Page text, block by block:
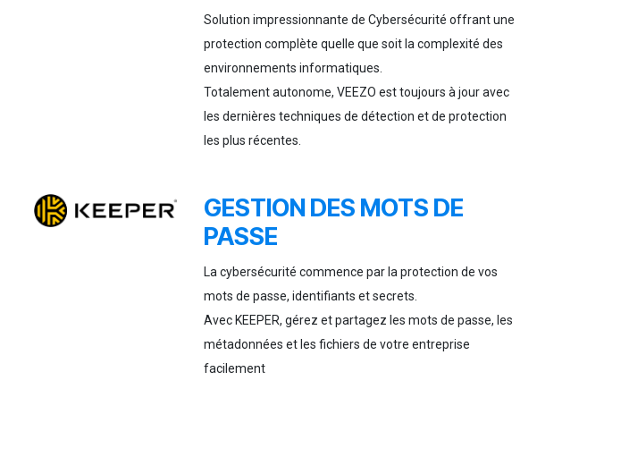
Solution impressionnante de Cybersécurité offrant une
protection complète quelle que soit la complexité des
environnements informatiques.
Totalement autonome, VEEZO est toujours à jour avec
les dernières techniques de détection et de protection
les plus récentes.
GESTION DES MOTS DE
PASSE
La cybersécurité commence par la protection de vos
mots de passe, identifiants et secrets.
Avec KEEPER, gérez et partagez les mots de passe, les
métadonnées et les fichiers de votre entreprise
facilement